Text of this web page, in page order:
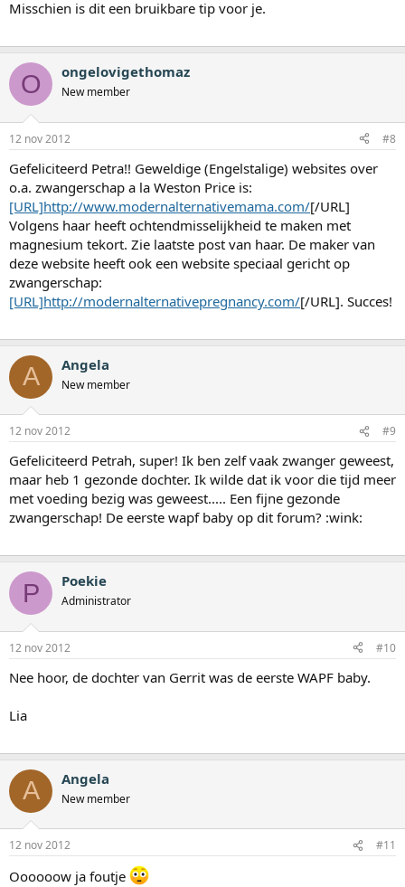
Misschien is dit een bruikbare tip voor je.
O ongelovigethomaz
New member
12 nov 2012 #8
Gefeliciteerd Petra!! Geweldige (Engelstalige) websites over
o.a. zwangerschap a la Weston Price is:
[URL]http://www.modernalternativemama.com/[/URL]
Volgens haar heeft ochtendmisselijkheid te maken met
magnesium tekort. Zie laatste post van haar. De maker van
deze website heeft ook een website speciaal gericht op
zwangerschap:
[URL]http://modernalternativepregnancy.com/[/URL]. Succes!
A Angela
New member
12 nov 2012 #9
Gefeliciteerd Petrah, super! Ik ben zelf vaak zwanger geweest,
maar heb 1 gezonde dochter. Ik wilde dat ik voor die tijd meer
met voeding bezig was geweest..... Een fijne gezonde
zwangerschap! De eerste wapf baby op dit forum? :wink:
P Poekie
Administrator
12 nov 2012 #10
Nee hoor, de dochter van Gerrit was de eerste WAPF baby.
Lia
A Angela
New member
12 nov 2012 #11
Oooooow ja foutje